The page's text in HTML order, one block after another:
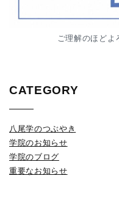
ご理解のほどよ
CATEGORY
八尾学のつぶやき
学院のお知らせ
学院のブログ
重要なお知らせ